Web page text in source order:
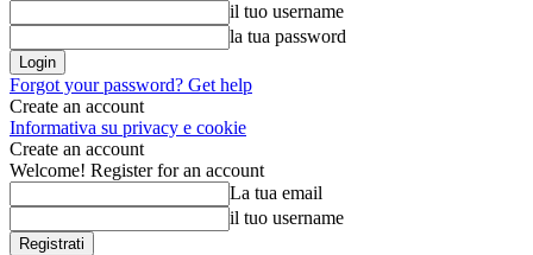
il tuo username
la tua password
Forgot your password? Get help
Create an account
Informativa su privacy e cookie
Create an account
Welcome! Register for an account
La tua email
il tuo username